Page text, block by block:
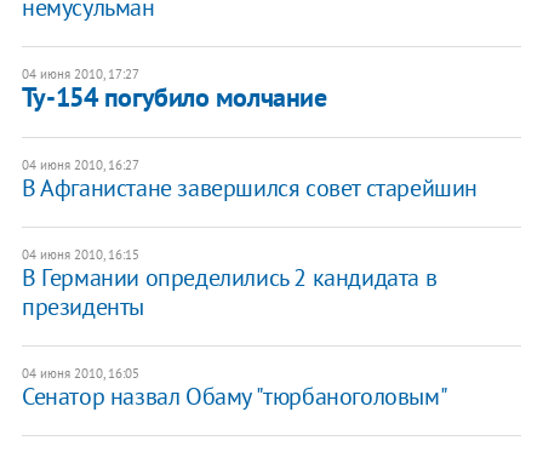
немусульман
04 июня 2010, 17:27
Ту-154 погубило молчание
04 июня 2010, 16:27
В Афганистане завершился совет старейшин
04 июня 2010, 16:15
В Германии определились 2 кандидата в
президенты
04 июня 2010, 16:05
Сенатор назвал Обаму "тюрбаноголовым"